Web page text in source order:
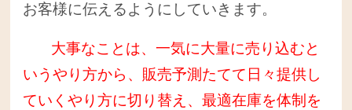
お客様に伝えるようにしていきます。
大事なことは、一気に大量に売り込むと
いうやり方から、販売予測たてて日々提供し
ていくやり方に切り替え、最適在庫を体制を